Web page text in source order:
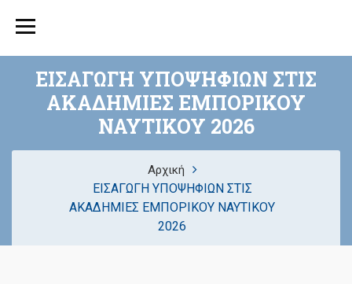
ΕΙΣΑΓΩΓΗ ΥΠΟΨΗΦΙΩΝ ΣΤΙΣ
ΑΚΑΔΗΜΙΕΣ ΕΜΠΟΡΙΚΟΥ
ΝΑΥΤΙΚΟΥ 2026
Αρχική
ΕΙΣΑΓΩΓΗ ΥΠΟΨΗΦΙΩΝ ΣΤΙΣ
ΑΚΑΔΗΜΙΕΣ ΕΜΠΟΡΙΚΟΥ ΝΑΥΤΙΚΟΥ
2026